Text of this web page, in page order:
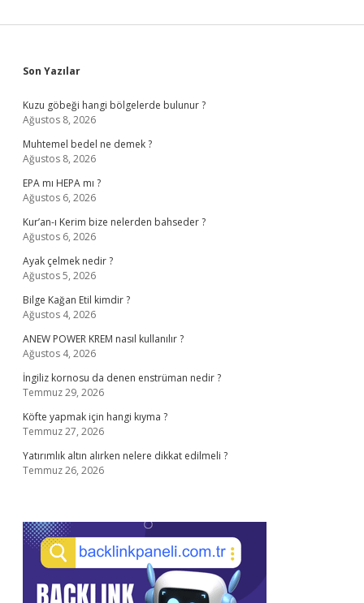
Sidebar
Son Yazılar
Kuzu göbeği hangi bölgelerde bulunur ?
Ağustos 8, 2026
Muhtemel bedel ne demek ?
Ağustos 8, 2026
EPA mı HEPA mı ?
Ağustos 6, 2026
Kur’an-ı Kerim bize nelerden bahseder ?
Ağustos 6, 2026
Ayak çelmek nedir ?
Ağustos 5, 2026
Bilge Kağan Etil kimdir ?
Ağustos 4, 2026
ANEW POWER KREM nasıl kullanılır ?
Ağustos 4, 2026
İngiliz kornosu da denen enstrüman nedir ?
Temmuz 29, 2026
Köfte yapmak için hangi kıyma ?
Temmuz 27, 2026
Yatırımlık altın alırken nelere dikkat edilmeli ?
Temmuz 26, 2026